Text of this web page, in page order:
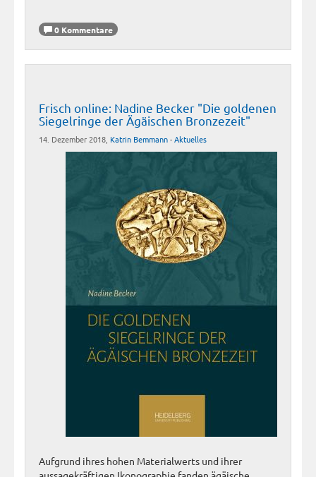
0 Kommentare
Frisch online: Nadine Becker "Die goldenen
Siegelringe der Ägäischen Bronzezeit"
14. Dezember 2018, Katrin Bemmann-Aktuelles
Aufgrund ihres hohen Materialwerts und ihrer